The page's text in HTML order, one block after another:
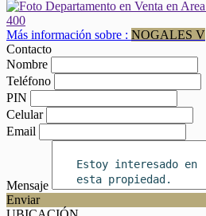
Más información sobre : NOGALES V
Contacto
Nombre
Teléfono
PIN
Celular
Email
Mensaje
Enviar